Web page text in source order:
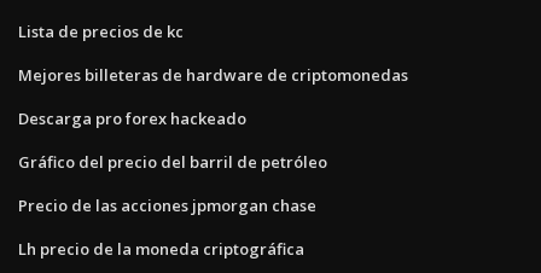
Lista de precios de kc
Mejores billeteras de hardware de criptomonedas
Descarga pro forex hackeado
Gráfico del precio del barril de petróleo
Precio de las acciones jpmorgan chase
Lh precio de la moneda criptográfica